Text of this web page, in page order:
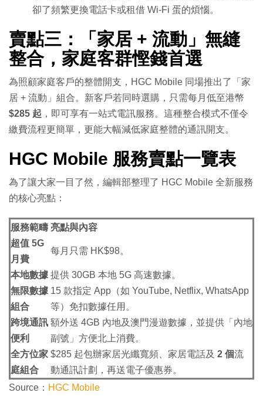
卻了頻繁更換電話卡或租借 Wi-Fi 蛋的煩惱。
賣點三：「家居 + 流動」無縫
整合，家庭客群慳錢首選
為照顧家庭客戶的整體開支，HGC Mobile 同場推出了「家
居 + 流動」組合。新客戶若同時選購，只需每月低至港幣
$285 起 ，即可享有一站式電訊服務。這種整合模式不僅令
繳費流程更簡單，更能大幅減低家庭整體的通訊開支。
HGC Mobile 服務賣點一覽表
為了讓大家一目了然，編輯部整理了 HGC Mobile 全新服務
的核心亮點：
服務範疇 亮點與內容
超值 5G
月費
每月只需 HK$98。
本地數據 提供 30GB 本地 5G 高速數據。
無限數據
組合
15 款指定 App（如 YouTube, Netflix, WhatsApp
等）免扣數據任用。
跨境通訊
便利
額外送 4GB 內地及澳門漫遊數據，並提供「內地
副號」方便北上消費。
全方位家
庭組合
$285 起包辦家居光纖寬頻、家居電話及 2 個流
動通訊計劃，再送電子優惠券。
Source： HGC Mobile